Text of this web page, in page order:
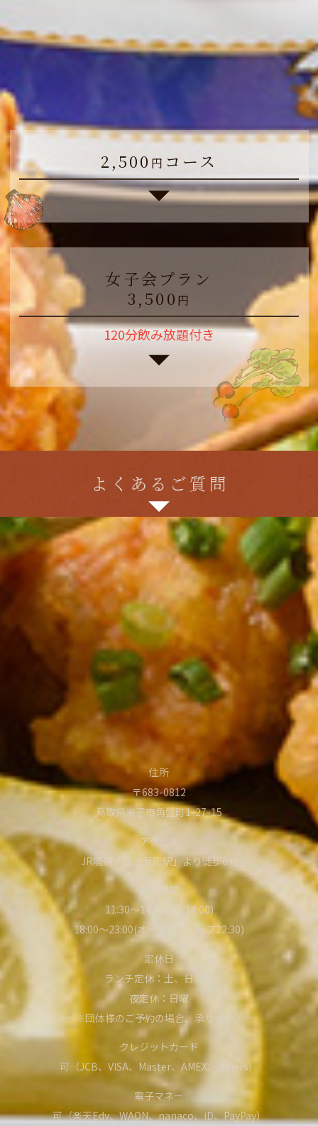
2,500 円 コース
女子会プラン
3,500 円
120分飲み放題付き
住所
〒683-0812
鳥取県米子市角盤町1-27-15
アクセス
JR境線「富士見町駅」より徒歩6分
営業時間
11:30～14:30(L.O.14:00)
18:00～23:00(オーダーストップ22:30)
定休日
ランチ定休：土、日、祝
夜定休：日曜
※団体様のご予約の場合、承ります。
クレジットカード
可（JCB、VISA、Master、AMEX、Diners）
電子マネー
可（楽天Edy、WAON、nanaco、iD、PayPay）